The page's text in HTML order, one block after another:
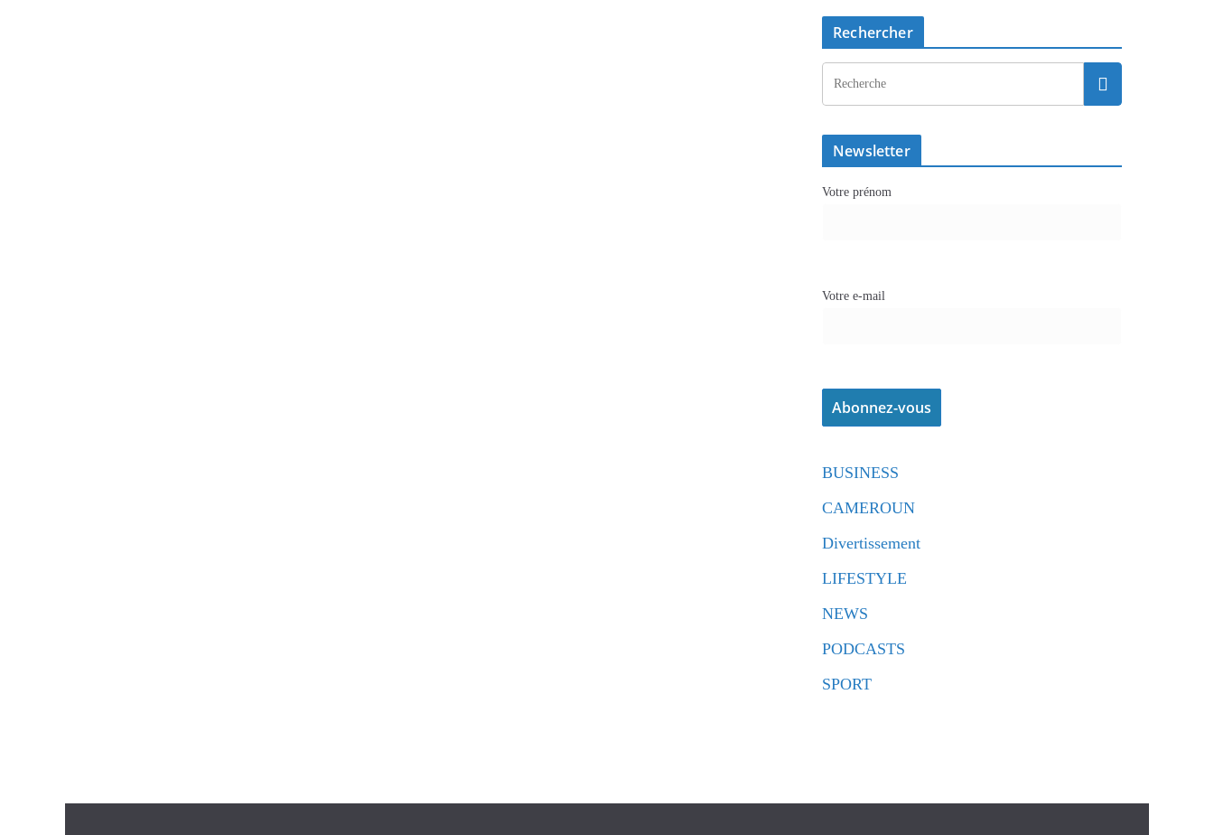
Rechercher
Newsletter
Votre prénom
Votre e-mail
BUSINESS
CAMEROUN
Divertissement
LIFESTYLE
NEWS
PODCASTS
SPORT